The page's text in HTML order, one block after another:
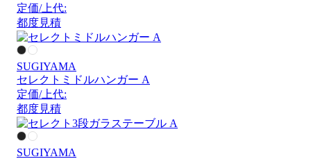
定価/上代:
都度見積
SUGIYAMA
セレクトミドルハンガー A
定価/上代:
都度見積
SUGIYAMA